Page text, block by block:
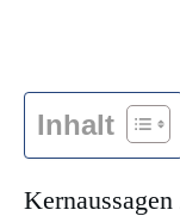
Inhalt